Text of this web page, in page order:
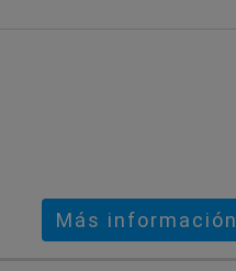
Más información